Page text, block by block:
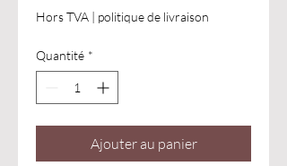
Hors TVA | politique de livraison
Quantité *
Ajouter au panier